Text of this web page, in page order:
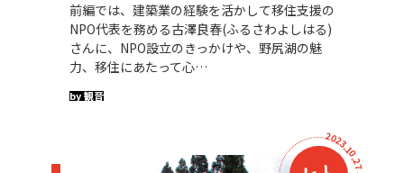
前編では、建築業の経験を活かして移住支援の
NPO代表を務める古澤良春(ふるさわよしはる)
さんに、NPO設立のきっかけや、野尻湖の魅
力、移住にあたって心…
by 観音
2023
.
1
0
.
2
7